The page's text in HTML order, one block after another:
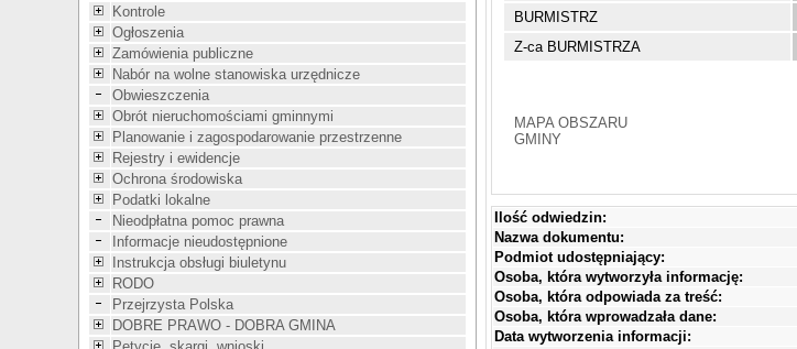
Kontrole
Ogłoszenia
Zamówienia publiczne
Nabór na wolne stanowiska urzędnicze
Obwieszczenia
Obrót nieruchomościami gminnymi
Planowanie i zagospodarowanie przestrzenne
Rejestry i ewidencje
Ochrona środowiska
Podatki lokalne
Nieodpłatna pomoc prawna
Informacje nieudostępnione
Instrukcja obsługi biuletynu
RODO
Przejrzysta Polska
DOBRE PRAWO - DOBRA GMINA
BURMISTRZ
Z-ca BURMISTRZA
MAPA OBSZARU
GMINY
Ilość odwiedzin:
Nazwa dokumentu:
Podmiot udostępniający:
Osoba, która wytworzyła informację:
Osoba, która odpowiada za treść:
Osoba, która wprowadzała dane:
Data wytworzenia informacji: